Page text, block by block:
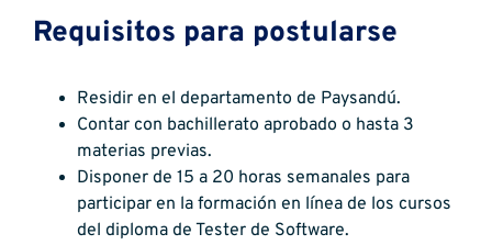
Requisitos para postularse
Residir en el departamento de Paysandú.
Contar con bachillerato aprobado o hasta 3
materias previas.
Disponer de 15 a 20 horas semanales para
participar en la formación en línea de los cursos
del diploma de Tester de Software.